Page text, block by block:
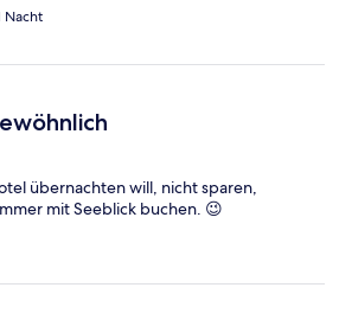
Nacht
übernachten will, nicht sparen,
mit Seeblick buchen. 😉